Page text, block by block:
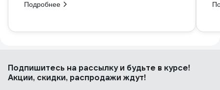
Подробнее
Подпишитесь на рассылкуи будьте в курсе!
Акции, скидки, распродажи ждут!